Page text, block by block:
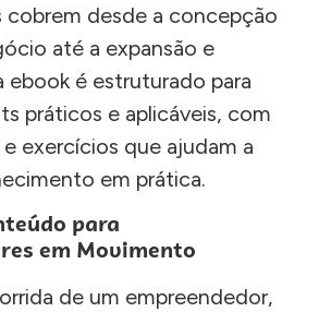
cobrem desde a concepção
até a expansão e
ebook é estruturado para
práticos e aplicáveis, com
exercícios que ajudam a
em prática.
para
em Movimento
de um empreendedor,